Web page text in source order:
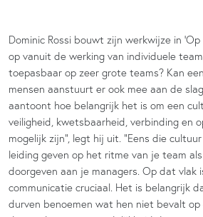
Dominic Rossi bouwt zijn werkwijze in
op vanuit de werking van individuele
toepasbaar op zeer grote teams? Kan
mensen aanstuurt er ook mee aan de
aantoont hoe belangrijk het is om een
veiligheid, kwetsbaarheid, verbinding en
mogelijk zijn”, legt hij uit. “Eens die
leiding geven op het ritme van je team
doorgeven aan je managers. Op dat vlak
communicatie cruciaal. Het is belangrijk
durven benoemen wat hen niet bevalt op